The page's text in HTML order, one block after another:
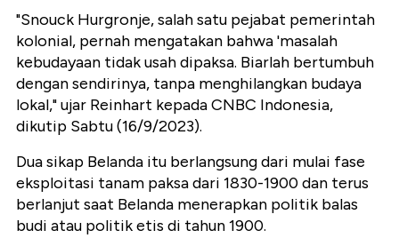
"Snouck Hurgronje, salah satu pejabat pemerintah
kolonial, pernah mengatakan bahwa 'masalah
kebudayaan tidak usah dipaksa. Biarlah bertumbuh
dengan sendirinya, tanpa menghilangkan budaya
lokal," ujar Reinhart kepada CNBC Indonesia,
dikutip Sabtu (16/9/2023).
Dua sikap Belanda itu berlangsung dari mulai fase
eksploitasi tanam paksa dari 1830-1900 dan terus
berlanjut saat Belanda menerapkan politik balas
budi atau politik etis di tahun 1900.